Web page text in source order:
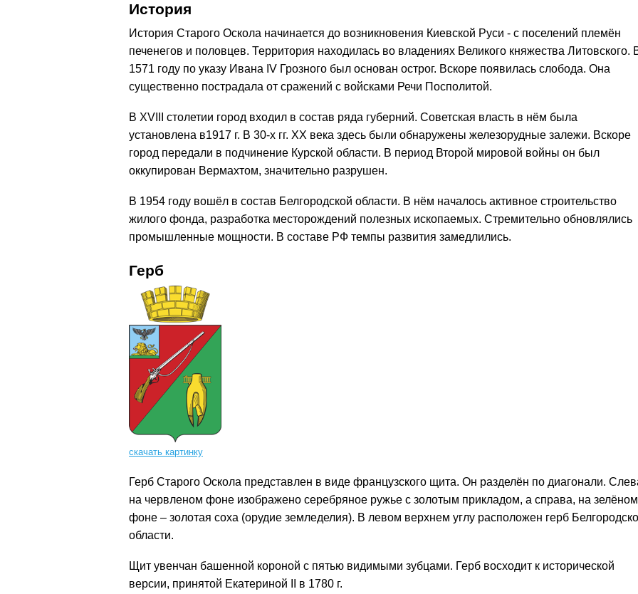
История
История Старого Оскола начинается до возникновения Киевской Руси - с поселений племён
печенегов и половцев. Территория находилась во владениях Великого княжества Литовского.
1571 году по указу Ивана IV Грозного был основан острог. Вскоре появилась слобода. Она
существенно пострадала от сражений с войсками Речи Посполитой.
В XVIII столетии город входил в состав ряда губерний. Советская власть в нём была
установлена в1917 г. В 30-х гг. XX века здесь были обнаружены железорудные залежи. Вскоре
город передали в подчинение Курской области. В период Второй мировой войны он был
оккупирован Вермахтом, значительно разрушен.
В 1954 году вошёл в состав Белгородской области. В нём началось активное строительство
жилого фонда, разработка месторождений полезных ископаемых. Стремительно обновлялись
промышленные мощности. В составе РФ темпы развития замедлились.
Герб
скачать картинку
Герб Старого Оскола представлен в виде французского щита. Он разделён по диагонали.
на червленом фоне изображено серебряное ружье с золотым прикладом, а справа, на зелёном
фоне – золотая соха (орудие земледелия). В левом верхнем углу расположен герб
области.
Щит увенчан башенной короной с пятью видимыми зубцами. Герб восходит к исторической
версии, принятой Екатериной II в 1780 г.